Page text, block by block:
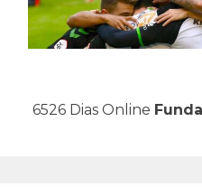
6526 Dias Online